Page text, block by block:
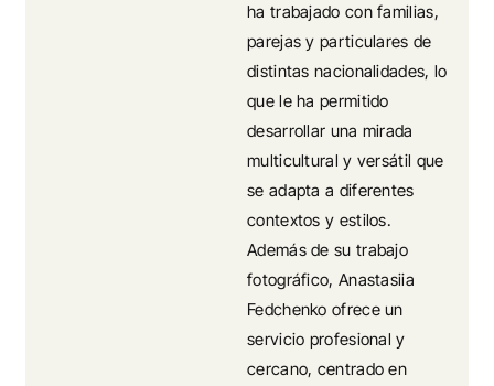
ha trabajado con familias,
parejas y particulares de
distintas nacionalidades, lo
que le ha permitido
desarrollar una mirada
multicultural y versátil que
se adapta a diferentes
contextos y estilos.
Además de su trabajo
fotográfico, Anastasiia
Fedchenko ofrece un
servicio profesional y
cercano, centrado en